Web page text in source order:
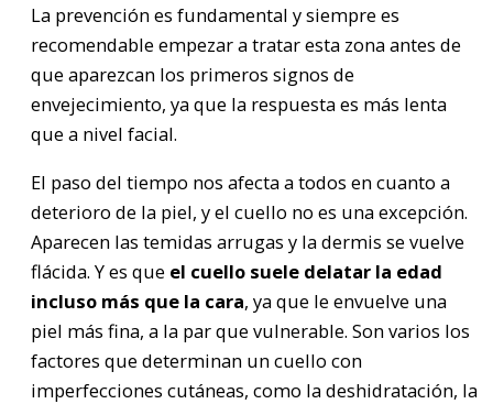
La prevención es fundamental y siempre es
recomendable empezar a tratar esta zona antes de
que aparezcan los primeros signos de
envejecimiento, ya que la respuesta es más lenta
que a nivel facial.
El paso del tiempo nos afecta a todos en cuanto a
deterioro de la piel, y el cuello no es una excepción.
Aparecen las temidas arrugas y la dermis se vuelve
flácida. Y es que el cuello suele delatar la edad
incluso más que la cara, ya que le envuelve una
piel más fina, a la par que vulnerable. Son varios los
factores que determinan un cuello con
imperfecciones cutáneas, como la deshidratación, la